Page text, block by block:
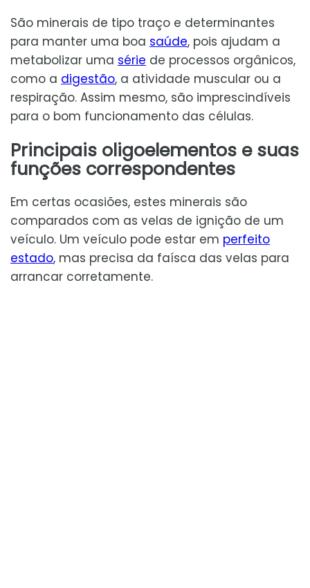
São minerais de tipo traço e determinantes
para manter uma boa saúde, pois ajudam a
metabolizar uma série de processos orgânicos,
como a digestão, a atividade muscular ou a
respiração. Assim mesmo, são imprescindíveis
para o bom funcionamento das células.
Principais oligoelementos e suas
funções correspondentes
Em certas ocasiões, estes minerais são
comparados com as velas de ignição de um
veículo. Um veículo pode estar em perfeito
estado, mas precisa da faísca das velas para
arrancar corretamente.